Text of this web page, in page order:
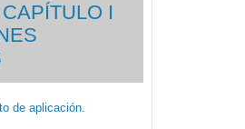
CAPÍTULO I
de aplicación.